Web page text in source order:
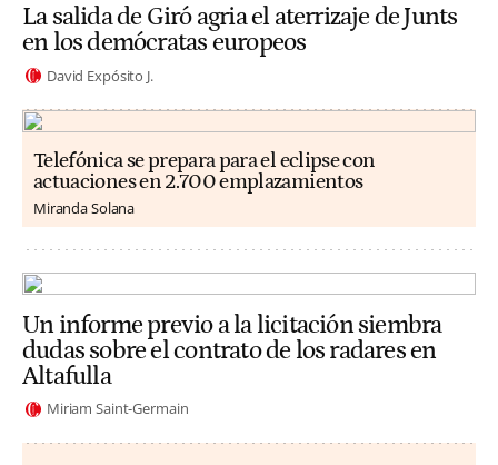
La salida de Giró agria el aterrizaje de Junts
en los demócratas europeos
David Expósito J.
Telefónica se prepara para el eclipse con
actuaciones en 2.700 emplazamientos
Miranda Solana
Un informe previo a la licitación siembra
dudas sobre el contrato de los radares en
Altafulla
Miriam Saint-Germain